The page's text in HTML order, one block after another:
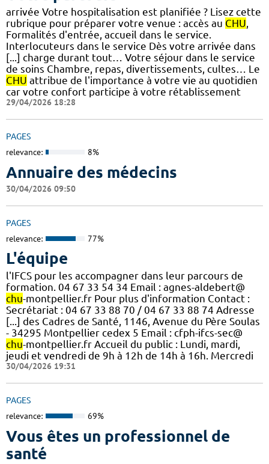
arrivée Votre hospitalisation est planifiée ? Lisez cette
rubrique pour préparer votre venue : accès au CHU,
Formalités d'entrée, accueil dans le service.
Interlocuteurs dans le service Dès votre arrivée dans
[...] charge durant tout… Votre séjour dans le service
de soins Chambre, repas, divertissements, cultes… Le
CHU attribue de l'importance à votre vie au quotidien
car votre confort participe à votre rétablissement
29/04/2026 18:28
PAGES
relevance: 8%
Annuaire des médecins
30/04/2026 09:50
PAGES
relevance: 77%
L'équipe
l'IFCS pour les accompagner dans leur parcours de
formation. 04 67 33 54 34 Email : agnes-aldebert@
chu-montpellier.fr Pour plus d'information Contact :
Secrétariat : 04 67 33 88 70 / 04 67 33 88 74 Adresse
[...] des Cadres de Santé, 1146, Avenue du Père Soulas
- 34295 Montpellier cedex 5 Email : cfph-ifcs-sec@
chu-montpellier.fr Accueil du public : Lundi, mardi,
jeudi et vendredi de 9h à 12h de 14h à 16h. Mercredi
30/04/2026 19:31
PAGES
relevance: 69%
Vous êtes un professionnel de
santé